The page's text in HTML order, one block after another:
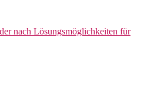
nach Lösungsmöglichkeiten für